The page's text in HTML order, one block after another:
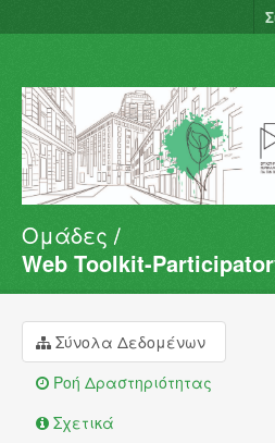
Σύνολα Δεδομένων
Φορείς
Σχετικά
Ομάδες
Web Toolkit-
Σύνολα Δεδομένων
Ροή Δραστηριότητας
Σχετικά